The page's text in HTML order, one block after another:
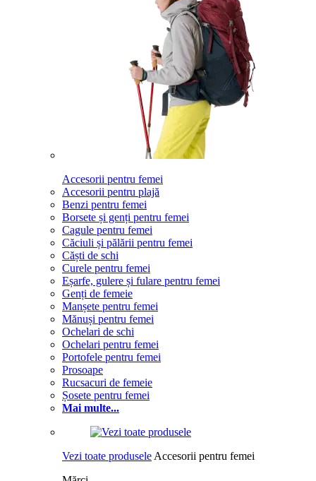
Accesorii pentru femei
Accesorii pentru plajă
Benzi pentru femei
Borsete și genți pentru femei
Cagule pentru femei
Căciuli și pălării pentru femei
Căști de schi
Curele pentru femei
Eșarfe, gulere și fulare pentru femei
Genți de femeie
Manșete pentru femei
Mănuși pentru femei
Ochelari de schi
Ochelari pentru femei
Portofele pentru femei
Prosoape
Rucsacuri de femeie
Șosete pentru femei
Mai multe...
Vezi toate produsele Accesorii pentru femei